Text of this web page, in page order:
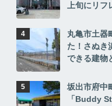
上旬にリ
丸亀市土器
た！さぬき
できる建物
坂出市府中
「Buddy